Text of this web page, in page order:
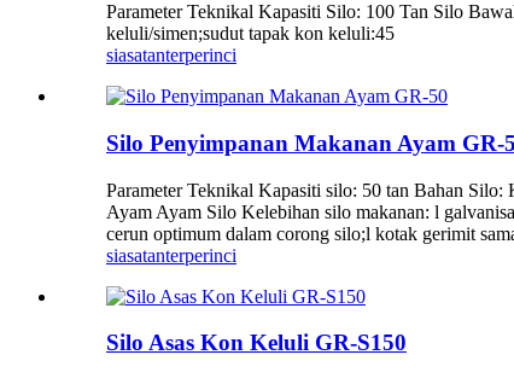
Parameter Teknikal Kapasiti Silo: 100 Tan Silo
keluli/simen;sudut tapak kon keluli:45
siasatanterperinci
Silo Penyimpanan Makanan Ayam GR-
Parameter Teknikal Kapasiti silo: 50 tan Bahan
Ayam Ayam Silo Kelebihan silo makanan: l
cerun optimum dalam corong silo;l kotak gerimit
siasatanterperinci
Silo Asas Kon Keluli GR-S150